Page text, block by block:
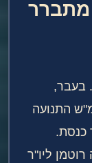
מתברר
בעבר,
התנועה
ליו"ר